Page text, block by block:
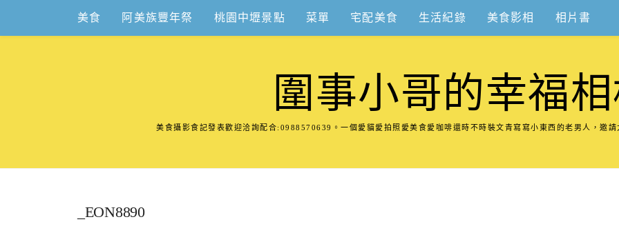
content
美食 阿美族豐年祭 桃園中壢景點 菜單 宅配美食 生活紀錄 美食影相 相片書
圍事小哥的幸福
美食攝影食記發表歡迎洽詢配合:0988570639。一個愛貓愛拍照愛美食愛咖啡還時不時裝文青寫寫小東西的老男人，邀
_EON8890